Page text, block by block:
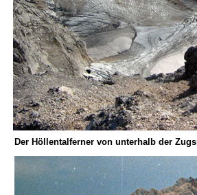
Der Höllentalferner von unterhalb der